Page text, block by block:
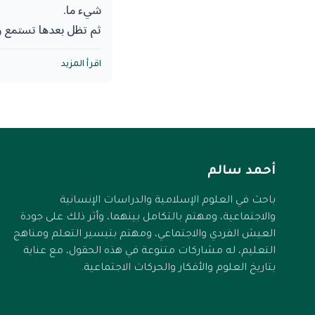
شيء ما.
ثم تظل بعدها تستمع
وغالبًا ما ستكره
بعدها في متابعة
في كل مرحلة من هذه
نسخة مكررة أو مطورة
المكونات الجوهرية
فهي ثابتة، تقوم
وعجولة ومختزلة،
المعلوماتية ومعالج
اقرأ المزيد
أحمد سالم
باحث في العلوم الإسلامية والدراسات الإنسانية
والاجتماعية، ومهتم بالتكامل بينهما، وأثر ذلك على جودة
العيش الفردي والاجتماعي، ومهتم بتيسير التعلم ومناهج
التعليم، له مشاركات متنوعة في هذه الحقول، مع عناية
بتاريخ العلوم والأفكار والحركات الاجتماعية.